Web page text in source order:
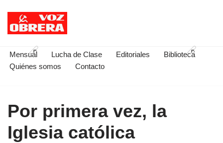
Saltar
contenido
Mensual Lucha de Clase Editoriales
Biblioteca
Quiénes somos
Contacto
Por primera vez, la
Iglesia católica